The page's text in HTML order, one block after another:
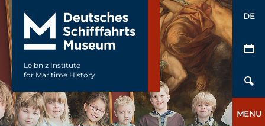
Leibniz Institute
for Maritime History
DE
MENU